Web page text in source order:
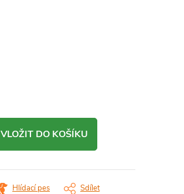
VLOŽIT DO KOŠÍKU
Hlídací pes Sdílet